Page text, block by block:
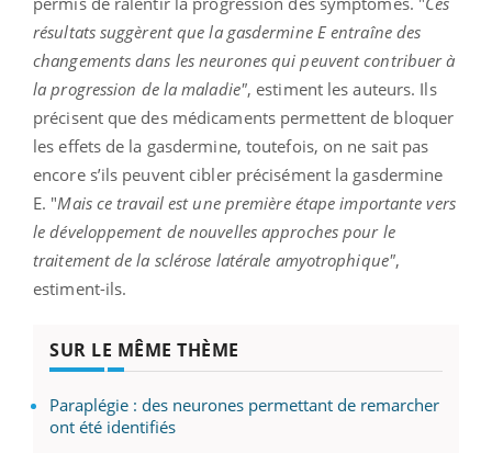
résultats suggèrent que la gasdermine E entraîne des
changements dans les neurones qui peuvent contribuer à
la progression de la maladie", estiment les auteurs. Ils
précisent que des médicaments permettent de bloquer
les effets de la gasdermine, toutefois, on ne sait pas
encore s’ils peuvent cibler précisément la gasdermine
E. "Mais ce travail est une première étape importante vers
le développement de nouvelles approches pour le
traitement de la sclérose latérale amyotrophique",
estiment-ils.
SUR LE MÊME THÈME
Paraplégie : des neurones permettant de remarcher
ont été identifiés